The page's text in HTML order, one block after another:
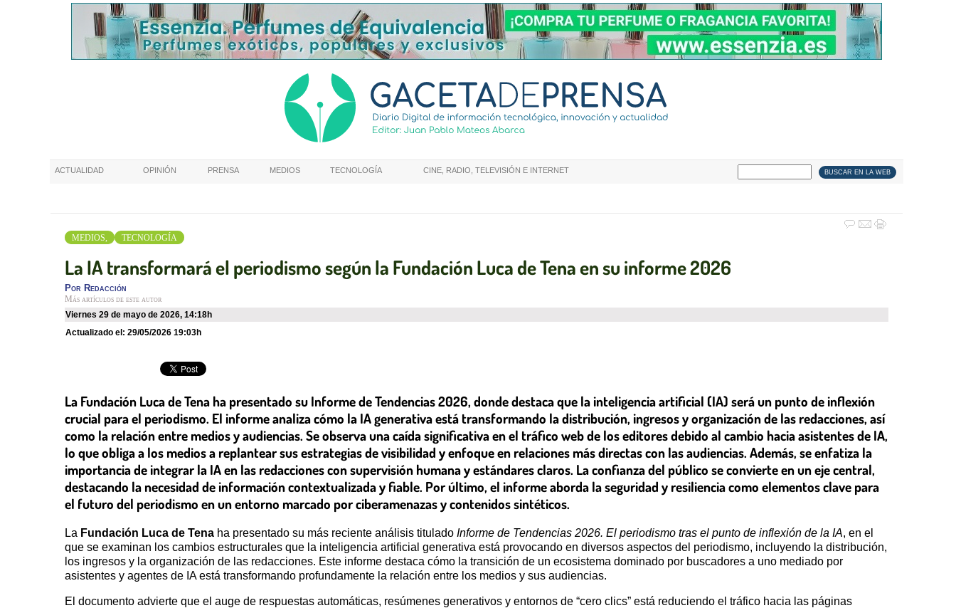
ACTUALIDAD OPINIÓN PRENSA MEDIOS TECNOLOGÍA CINE, RADIO, TELEVISIÓN E INTERNET
MEDIOS, TECNOLOGÍA
La IA transformará el periodismo según la Fundación Luca de Tena en su informe 2026
Por Redacción
Más artículos de este autor
viernes 29 de mayo de 2026, 14:18h
Actualizado el: 29/05/2026 19:03h
La Fundación Luca de Tena ha presentado su Informe de Tendencias 2026, donde destaca que la inteligencia artificial (IA) será un punto de inflexión
crucial para el periodismo. El informe analiza cómo la IA generativa está transformando la distribución, ingresos y organización de las redacciones, así
como la relación entre medios y audiencias. Se observa una caída significativa en el tráfico web de los editores debido al cambio hacia asistentes de IA,
lo que obliga a los medios a replantear sus estrategias de visibilidad y enfoque en relaciones más directas con las audiencias. Además, se enfatiza la
importancia de integrar la IA en las redacciones con supervisión humana y estándares claros. La confianza del público se convierte en un eje central,
destacando la necesidad de información contextualizada y fiable. Por último, el informe aborda la seguridad y resiliencia como elementos clave para
el futuro del periodismo en un entorno marcado por ciberamenazas y contenidos sintéticos.
La Fundación Luca de Tena ha presentado su más reciente análisis titulado Informe de Tendencias 2026. El periodismo tras el punto de inflexión de la IA, en el
que se examinan los cambios estructurales que la inteligencia artificial generativa está provocando en diversos aspectos del periodismo, incluyendo la distribución,
los ingresos y la organización de las redacciones. Este informe destaca cómo la transición de un ecosistema dominado por buscadores a uno mediado por
asistentes y agentes de IA está transformando profundamente la relación entre los medios y sus audiencias.
El documento advierte que el auge de respuestas automáticas, resúmenes generativos y entornos de “cero clics” está reduciendo el tráfico hacia las páginas